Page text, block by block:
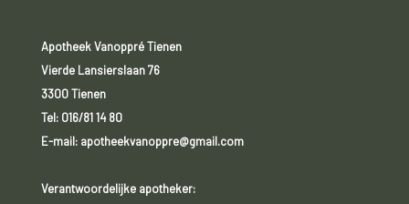
Apotheek Vanoppré Tienen
Vierde Lansierslaan 76
3300 Tienen
Tel: 016/81 14 80
E-mail: apotheekvanoppre@gmail.com
Verantwoordelijke apotheker: